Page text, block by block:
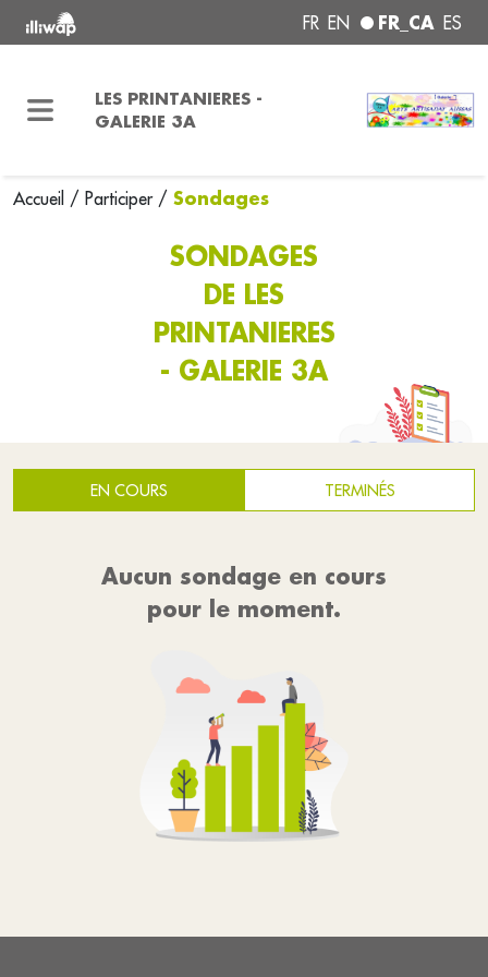
FR EN FR_CA ES
LES PRINTANIERES -
GALERIE 3A
Accueil / Participer/ Sondages
SONDAGES
DE LES
PRINTANIERES
- GALERIE 3A
EN COURS TERMINÉS
Aucun sondage en cours
pour le moment.